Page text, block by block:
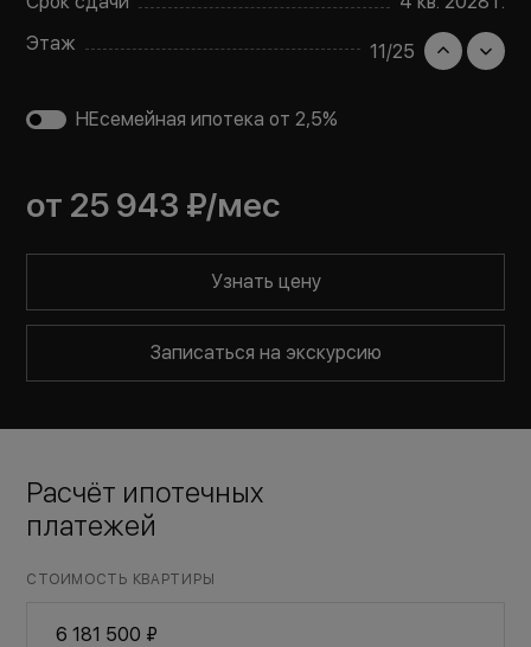
Этаж
11/25
НЕсемейная ипотека от 2,5%
от 25 943 ₽/мес
Узнать цену
Записаться на экскурсию
Расчёт ипотечных
платежей
СТОИМОСТЬ КВАРТИРЫ